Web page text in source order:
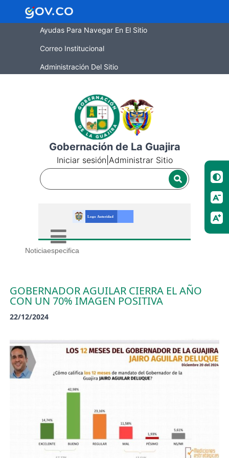
Ayudas Para Navegar En El Sitio
Correo Institucional
Administración Del Sitio
Gobernación de La Guajira
Iniciar sesión Administrar Sitio
Noticiaespecifica
GOBERNADOR AGUILAR CIERRA EL AÑO
CON UN 70% IMAGEN POSITIVA
22/12/2024